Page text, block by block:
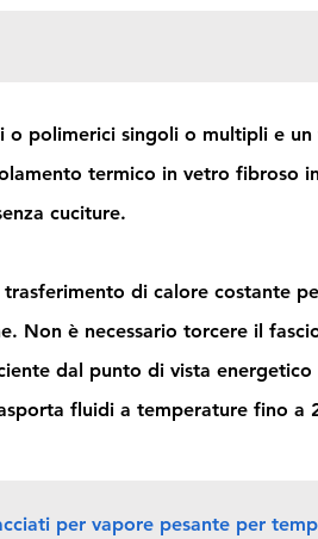
polimerici singoli o multipli e
termico in vetro fibroso
cuciture.
di calore costante
Non è necessario torcere il
dal punto di vista energetico
fluidi a temperature fino a
per vapore pesante per